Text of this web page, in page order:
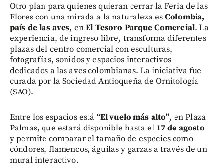
Otro plan para quienes quieran cerrar la Feria de las
Flores con una mirada a la naturaleza esColombia,
país de las aves, enEl Tesoro Parque Comercial. La
experiencia, de ingreso libre, transforma diferentes
plazas del centro comercial con esculturas,
fotografías, sonidos y espacios interactivos
dedicados a las aves colombianas. La iniciativa fue
curada por la Sociedad Antioqueña de Ornitología
(SAO).
Entre los espacios está “El vuelo más alto”, en Plaza
Palmas, que estará disponible hasta el 17 de agosto
y permite comparar el tamaño de especies como
cóndores, flamencos, águilas y garzas a través de un
mural interactivo.